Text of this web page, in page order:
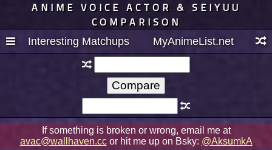
ANIME VOICE ACTOR & SEIYUU
COMPARISON
Interesting Matchups MyAnimeList.net
If something is broken or wrong, email me at
avac@wallhaven.ccor hit me up on Bsky: @AksumkA